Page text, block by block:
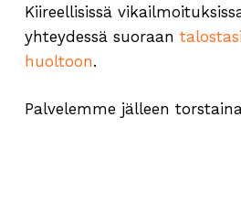
Kiireellisissä
yhteydessä suoraan
huoltoon.
Palvelemme jälleen torstaina